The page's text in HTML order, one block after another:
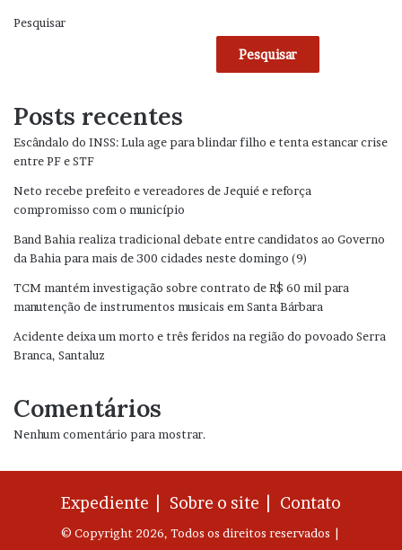
Pesquisar
Pesquisar
Posts recentes
Escândalo do INSS: Lula age para blindar filho e tenta estancar crise
entre PF e STF
Neto recebe prefeito e vereadores de Jequié e reforça
compromisso com o município
Band Bahia realiza tradicional debate entre candidatos ao Governo
da Bahia para mais de 300 cidades neste domingo (9)
TCM mantém investigação sobre contrato de R$ 60 mil para
manutenção de instrumentos musicais em Santa Bárbara
Acidente deixa um morto e três feridos na região do povoado Serra
Branca, Santaluz
Comentários
Nenhum comentário para mostrar.
Expediente | Sobre o site | Contato
© Copyright 2026, Todos os direitos reservados |